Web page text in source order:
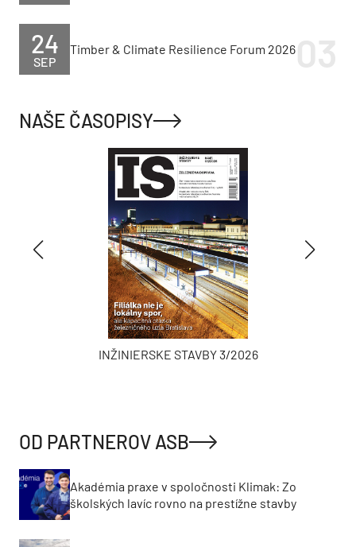
SEP
24 Timber & Climate Resilience Forum 2026
NAŠE ČASOPISY
INŽINIERSKE STAVBY 3/2026
OD PARTNEROV ASB
Akadémia praxe v spoločnosti Klimak: Zo
školských lavíc rovno na prestížne stavby